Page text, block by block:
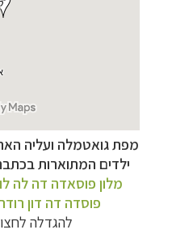
מפת גואטמלה ועליה
ילדים המתוארות
מלון פוסאדה דה לה
פוסדה דה דון
להגדלה
תכנוןטיולים
קרוזים